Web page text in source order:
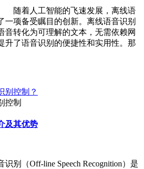
工智能的飞速发展，离线语
一项备受瞩目的创新。离线语音识别
音转化为可理解的文本，无需依赖网
升了语音识别的便捷性和实用性。那
控制
及其优势
Off-line Speech Recognition）是